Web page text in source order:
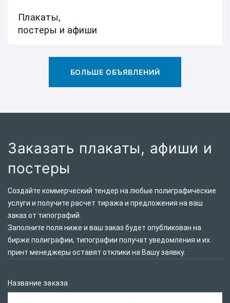
Плакаты,
постеры и афиши
БОЛЬШЕ ОБЪЯВЛЕНИЙ
Заказать плакаты, афиши и
постеры
Создайте коммерческий тендер на любые полиграфические
услуги и получите расчет тиража и предложения на ваш
заказ от типографий.
Заполните поля ниже и ваш заказ будет опубликован на
бирже полиграфии, типографии получат уведомления и их
принт менеджеры оставят отклики на Вашу заявку.
Название заказа